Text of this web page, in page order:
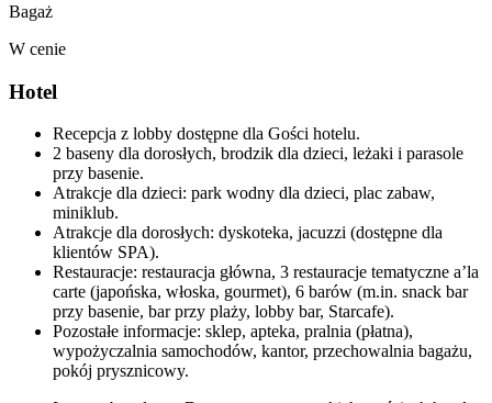
Bagaż
W cenie
Hotel
Recepcja z lobby dostępne dla Gości hotelu.
2 baseny dla dorosłych, brodzik dla dzieci, leżaki i parasole
przy basenie.
Atrakcje dla dzieci: park wodny dla dzieci, plac zabaw,
miniklub.
Atrakcje dla dorosłych: dyskoteka, jacuzzi (dostępne dla
klientów SPA).
Restauracje: restauracja główna, 3 restauracje tematyczne a’la
carte (japońska, włoska, gourmet), 6 barów (m.in. snack bar
przy basenie, bar przy plaży, lobby bar, Starcafe).
Pozostałe informacje: sklep, apteka, pralnia (płatna),
wypożyczalnia samochodów, kantor, przechowalnia bagażu,
pokój prysznicowy.